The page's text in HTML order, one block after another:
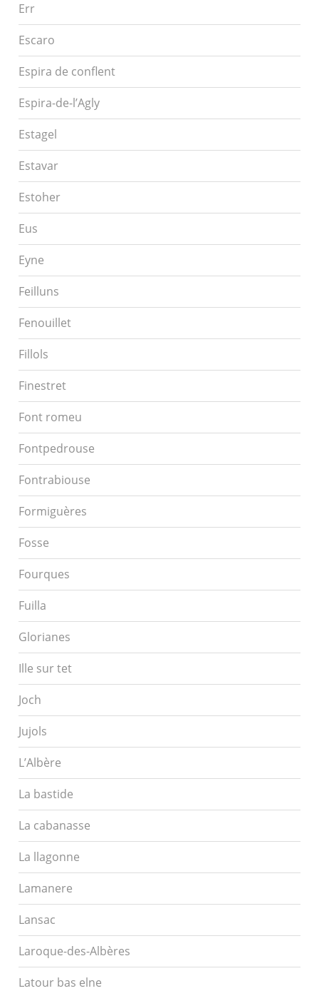
Err
Escaro
Espira de conflent
Espira-de-l’Agly
Estagel
Estavar
Estoher
Eus
Eyne
Feilluns
Fenouillet
Fillols
Finestret
Font romeu
Fontpedrouse
Fontrabiouse
Formiguères
Fosse
Fourques
Fuilla
Glorianes
Ille sur tet
Joch
Jujols
L’Albère
La bastide
La cabanasse
La llagonne
Lamanere
Lansac
Laroque-des-Albères
Latour bas elne